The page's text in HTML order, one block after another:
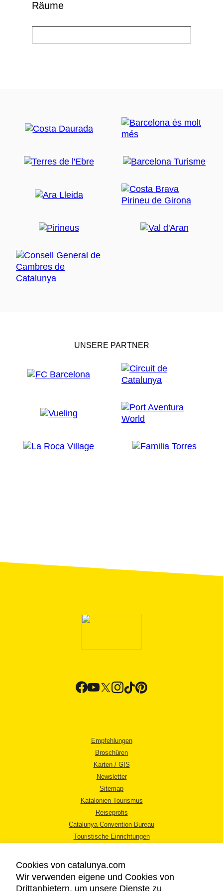
Räume
UNSERE PARTNER
Empfehlungen
Broschüren
Karten / GIS
Newsletter
Sitemap
Katalonien Tourismus
Reiseprofis
Catalunya Convention Bureau
Touristische Einrichtungen
Cookies von catalunya.com
Wir verwenden eigene und Cookies von
Drittanbietern, um unsere Dienste zu